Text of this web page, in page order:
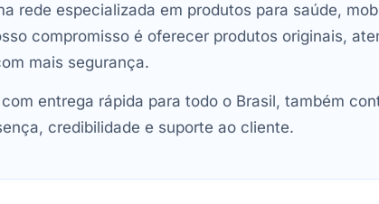
rede especializada em produtos para saúde,
compromisso é oferecer produtos originais,
mais segurança.
entrega rápida para todo o Brasil, também
credibilidade e suporte ao cliente.